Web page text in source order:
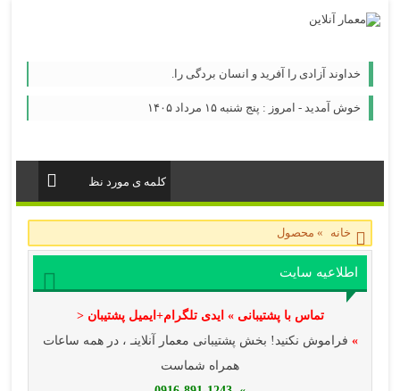
خداوند آزادی را آفرید و انسان بردگی را.
خوش آمدید - امروز : پنج شنبه ۱۵ مرداد ۱۴۰۵
خانه » محصول
اطلاعیه سایت
تماس با پشتیبانی » ایدی تلگرام+ایمیل پشتیبان <
» فراموش نکنید! بخش پشتیبانی معمار آنلاینـ ، در همه ساعات
همراه شماست